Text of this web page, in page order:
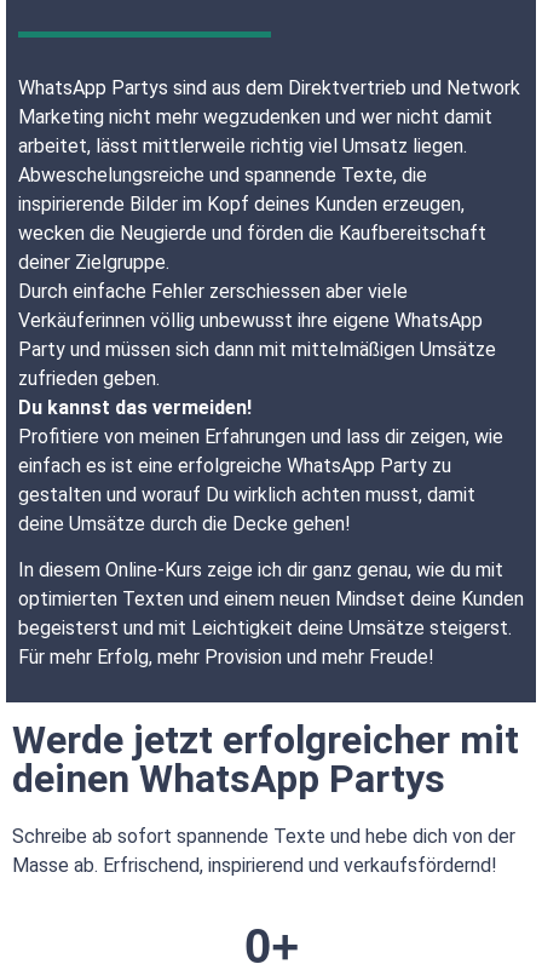
WhatsApp Partys sind aus dem Direktvertrieb und Network
Marketing nicht mehr wegzudenken und wer nicht damit
arbeitet, lässt mittlerweile richtig viel Umsatz liegen.
Abweschelungsreiche und spannende Texte, die
inspirierende Bilder im Kopf deines Kunden erzeugen,
wecken die Neugierde und förden die Kaufbereitschaft
deiner Zielgruppe.
Durch einfache Fehler zerschiessen aber viele
Verkäuferinnen völlig unbewusst ihre eigene WhatsApp
Party und müssen sich dann mit mittelmäßigen Umsätze
zufrieden geben.
Du kannst das vermeiden!
Profitiere von meinen Erfahrungen und lass dir zeigen, wie
einfach es ist eine erfolgreiche WhatsApp Party zu
gestalten und worauf Du wirklich achten musst, damit
deine Umsätze durch die Decke gehen!
In diesem Online-Kurs zeige ich dir ganz genau, wie du mit
optimierten Texten und einem neuen Mindset deine Kunden
begeisterst und mit Leichtigkeit deine Umsätze steigerst.
Für mehr Erfolg, mehr Provision und mehr Freude!
Werde jetzt erfolgreicher mit
deinen WhatsApp Partys
Schreibe ab sofort spannende Texte und hebe dich von der
Masse ab. Erfrischend, inspirierend und verkaufsfördernd!
0+